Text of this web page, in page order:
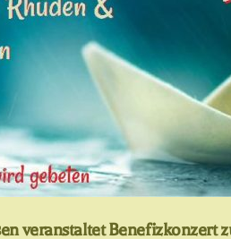
veranstaltet Benefizkonzert